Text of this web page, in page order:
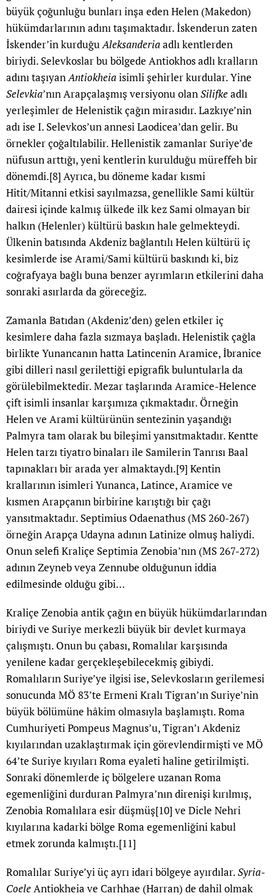
büyük çoğunluğu bunları inşa eden Helen (Makedon)
hükümdarlarının adını taşımaktadır. İskenderun zaten
İskender’in kurduğuAleksanderiaadlı kentlerden
biriydi. Selevkoslar bu bölgede Antiokhos adlı kralların
adını taşıyanAntiokheiaisimli şehirler kurdular. Yine
Selevkia’nın Arapçalaşmış versiyonu olanSilifkeadlı
yerleşimler de Helenistik çağın mirasıdır. Lazkıye’nin
adı ise I. Selevkos’un annesi Laodicea’dan gelir. Bu
örnekler çoğaltılabilir. Hellenistik zamanlar Suriye’de
nüfusun arttığı, yeni kentlerin kurulduğu müreffeh bir
dönemdi.[8] Ayrıca, bu döneme kadar kısmi
Hitit/Mitanni etkisi sayılmazsa, genellikle Sami kültür
dairesi içinde kalmış ülkede ilk kez Sami olmayan bir
halkın (Helenler) kültürü baskın hale gelmekteydi.
Ülkenin batısında Akdeniz bağlantılı Helen kültürü iç
kesimlerde ise Arami/Sami kültürü baskındı ki, biz
coğrafyaya bağlı buna benzer ayrımların etkilerini daha
sonraki asırlarda da göreceğiz.
Zamanla Batıdan (Akdeniz’den) gelen etkiler iç
kesimlere daha fazla sızmaya başladı. Helenistik çağla
birlikte Yunancanın hatta Latincenin Aramice, İbranice
gibi dilleri nasıl gerilettiği epigrafik buluntularla da
görülebilmektedir. Mezar taşlarında Aramice-Helence
çift isimli insanlar karşımıza çıkmaktadır. Örneğin
Helen ve Arami kültürünün sentezinin yaşandığı
Palmyra tam olarak bu bileşimi yansıtmaktadır. Kentte
Helen tarzı tiyatro binaları ile Samilerin Tanrısı Baal
tapınakları bir arada yer almaktaydı.[9] Kentin
krallarının isimleri Yunanca, Latince, Aramice ve
kısmen Arapçanın birbirine karıştığı bir çağı
yansıtmaktadır. Septimius Odaenathus (MS 260-267)
örneğin Arapça Udayna adının Latinize olmuş haliydi.
Onun selefi Kraliçe Septimia Zenobia’nın (MS 267-272)
adının Zeyneb veya Zennube olduğunun iddia
edilmesinde olduğu gibi…
Kraliçe Zenobia antik çağın en büyük hükümdarlarından
biriydi ve Suriye merkezli büyük bir devlet kurmaya
çalışmıştı. Onun bu çabası, Romalılar karşısında
yenilene kadar gerçekleşebilecekmiş gibiydi.
Romalıların Suriye’ye ilgisi ise, Selevkosların gerilemesi
sonucunda MÖ 83’te Ermeni Kralı Tigran’ın Suriye’nin
büyük bölümüne hâkim olmasıyla başlamıştı. Roma
Cumhuriyeti Pompeus Magnus’u, Tigran’ı Akdeniz
kıyılarından uzaklaştırmak için görevlendirmişti ve MÖ
64’te Suriye kıyıları Roma eyaleti haline getirilmişti.
Sonraki dönemlerde iç bölgelere uzanan Roma
egemenliğini durduran Palmyra’nın direnişi kırılmış,
Zenobia Romalılara esir düşmüş[10] ve Dicle Nehri
kıyılarına kadarki bölge Roma egemenliğini kabul
etmek zorunda kalmıştı.[11]
Romalılar Suriye’yi üç ayrı idari bölgeye ayırdılar.Syria-
CoeleAntiokheia ve Carhhae (Harran) de dahil olmak